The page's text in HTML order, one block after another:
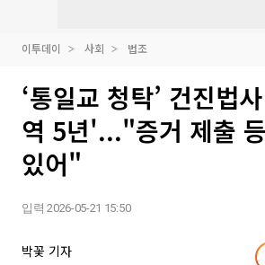
이투데이 사회 법조
‘통일교 청탁’ 건진법
역 5년'..."증거 제출
있어"
입력 2026-05-21 15:50
박꽃 기자